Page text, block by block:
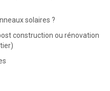
solaires ?
construction ou rénovation